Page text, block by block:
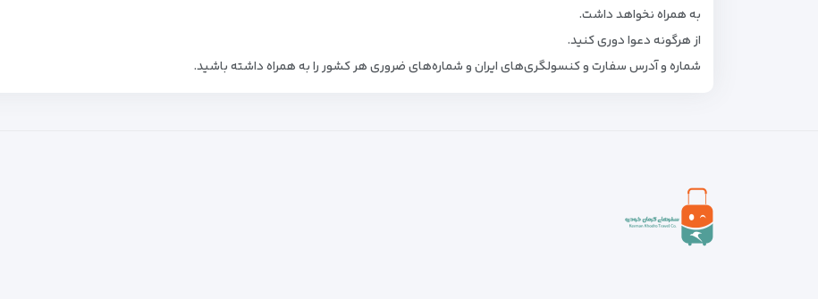
به همراه نخواهد داشت.
از هرگونه دعوا دوری کنید.
شماره و آدرس سفارت و کنسولگری‌های ایران و شماره‌های ضروری هر کشور را به همراه داشته باشید.